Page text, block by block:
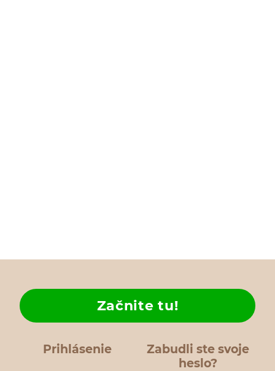
Prihlásenie
Zabudli ste svoje
heslo?
Začnite tu!